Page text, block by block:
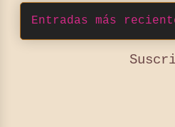
Entradas más